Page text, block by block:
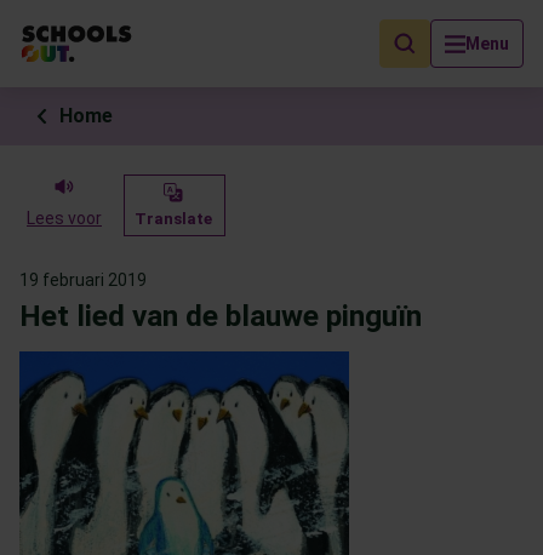
Menu
Als de resultaten voor automatisch aanvullen beschikbaar zijn,
Home
Lees voor Translate
19 februari 2019
Het lied van de blauwe pinguïn